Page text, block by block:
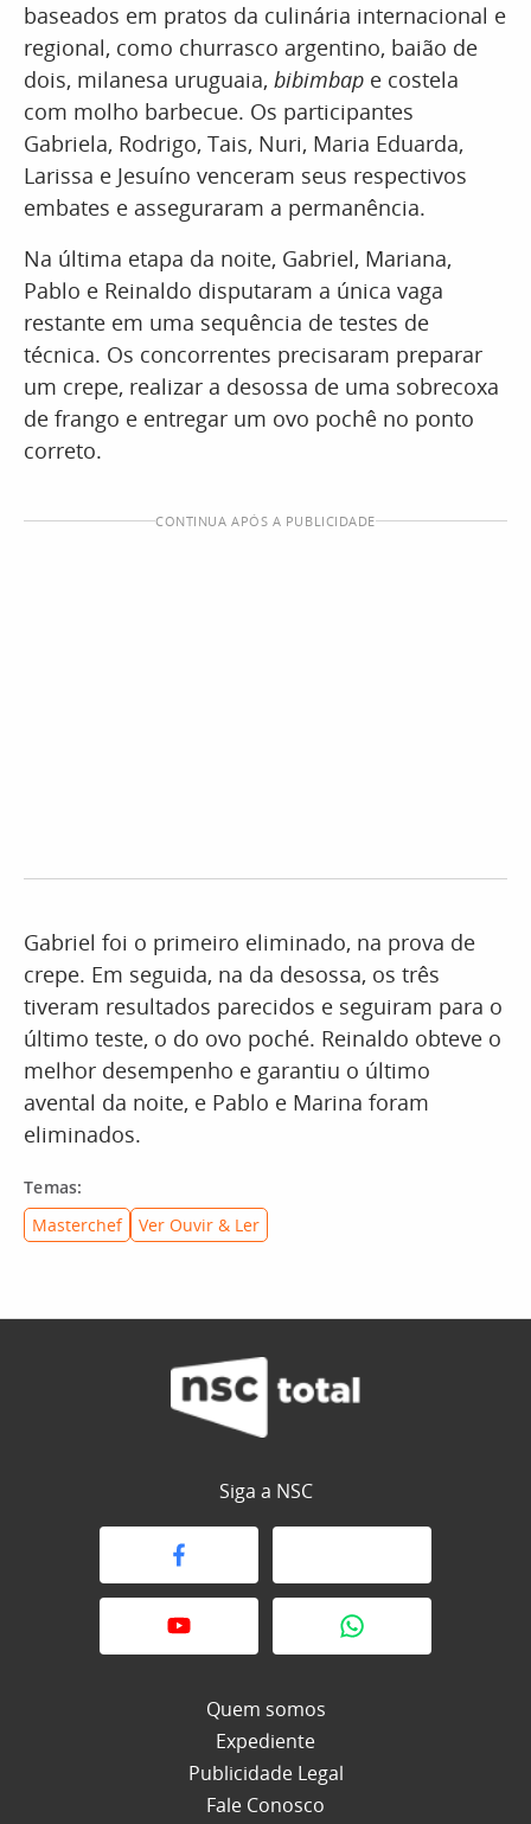
baseados em pratos da culinária internacional e
regional, como churrasco argentino, baião de
dois, milanesa uruguaia, bibimbap e costela
com molho barbecue. Os participantes
Gabriela, Rodrigo, Tais, Nuri, Maria Eduarda,
Larissa e Jesuíno venceram seus respectivos
embates e asseguraram a permanência.
Na última etapa da noite, Gabriel, Mariana,
Pablo e Reinaldo disputaram a única vaga
restante em uma sequência de testes de
técnica. Os concorrentes precisaram preparar
um crepe, realizar a desossa de uma sobrecoxa
de frango e entregar um ovo pochê no ponto
correto.
CONTINUA APÓS A PUBLICIDADE
Gabriel foi o primeiro eliminado, na prova de
crepe. Em seguida, na da desossa, os três
tiveram resultados parecidos e seguiram para o
último teste, o do ovo poché. Reinaldo obteve o
melhor desempenho e garantiu o último
avental da noite, e Pablo e Marina foram
eliminados.
Temas:
Masterchef
Ver Ouvir & Ler
Siga a NSC
Quem somos
Expediente
Publicidade Legal
Fale Conosco